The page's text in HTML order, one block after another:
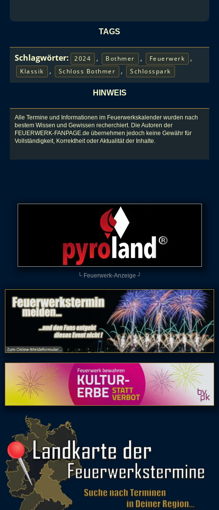
TAGS
Schlagwörter: 2024 , Bothmer , Feuerwerk ,
Klassik , Schloss Bothmer , Schlosspark
HINWEIS
Alle Termine und Informationen im Feuerwerkskalender wurden nach
bestem Wissen und Gewissen recherchiert. Die Autoren der
FEUERWERK-FANPAGE.de übernehmen jedoch keine Gewähr für
Vollständigkeit, Korrektheit oder Aktualität der Inhalte.
└ Feuerwerk-Anzeige ┘